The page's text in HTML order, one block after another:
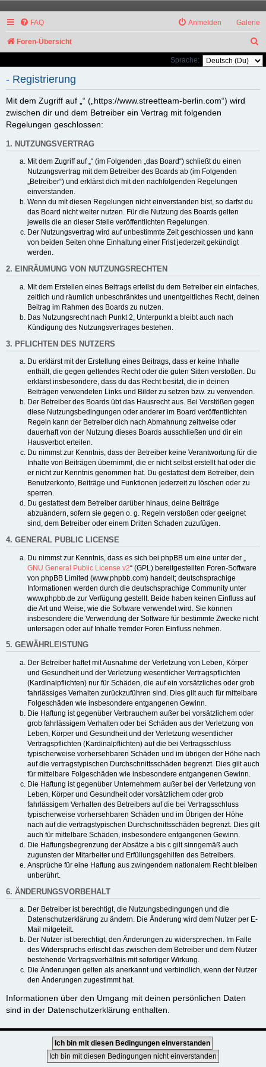
Galerie
FAQ Anmelden
Foren-Übersicht
u
h
Sprache:
- Registrierung
Mit dem Zugriff auf „“ („https://www.streetteam-berlin.com“) wird
zwischen dir und dem Betreiber ein Vertrag mit folgenden
Regelungen geschlossen:
1. NUTZUNGSVERTRAG
Mit dem Zugriff auf „“ (im Folgenden „das Board“) schließt du einen
Nutzungsvertrag mit dem Betreiber des Boards ab (im Folgenden
„Betreiber“) und erklärst dich mit den nachfolgenden Regelungen
einverstanden.
Wenn du mit diesen Regelungen nicht einverstanden bist, so darfst du
das Board nicht weiter nutzen. Für die Nutzung des Boards gelten
jeweils die an dieser Stelle veröffentlichten Regelungen.
Der Nutzungsvertrag wird auf unbestimmte Zeit geschlossen und kann
von beiden Seiten ohne Einhaltung einer Frist jederzeit gekündigt
werden.
2. EINRÄUMUNG VON NUTZUNGSRECHTEN
Mit dem Erstellen eines Beitrags erteilst du dem Betreiber ein einfaches,
zeitlich und räumlich unbeschränktes und unentgeltliches Recht, deinen
Beitrag im Rahmen des Boards zu nutzen.
Das Nutzungsrecht nach Punkt 2, Unterpunkt a bleibt auch nach
Kündigung des Nutzungsvertrages bestehen.
3. PFLICHTEN DES NUTZERS
Du erklärst mit der Erstellung eines Beitrags, dass er keine Inhalte
enthält, die gegen geltendes Recht oder die guten Sitten verstoßen. Du
erklärst insbesondere, dass du das Recht besitzt, die in deinen
Beiträgen verwendeten Links und Bilder zu setzen bzw. zu verwenden.
Der Betreiber des Boards übt das Hausrecht aus. Bei Verstößen gegen
diese Nutzungsbedingungen oder anderer im Board veröffentlichten
Regeln kann der Betreiber dich nach Abmahnung zeitweise oder
dauerhaft von der Nutzung dieses Boards ausschließen und dir ein
Hausverbot erteilen.
Du nimmst zur Kenntnis, dass der Betreiber keine Verantwortung für die
Inhalte von Beiträgen übernimmt, die er nicht selbst erstellt hat oder die
er nicht zur Kenntnis genommen hat. Du gestattest dem Betreiber, dein
Benutzerkonto, Beiträge und Funktionen jederzeit zu löschen oder zu
sperren.
Du gestattest dem Betreiber darüber hinaus, deine Beiträge
abzuändern, sofern sie gegen o. g. Regeln verstoßen oder geeignet
sind, dem Betreiber oder einem Dritten Schaden zuzufügen.
4. GENERAL PUBLIC LICENSE
Du nimmst zur Kenntnis, dass es sich bei phpBB um eine unter der „
GNU General Public License v2“ (GPL) bereitgestellten Foren-Software
von phpBB Limited (www.phpbb.com) handelt; deutschsprachige
Informationen werden durch die deutschsprachige Community unter
www.phpbb.de zur Verfügung gestellt. Beide haben keinen Einfluss auf
die Art und Weise, wie die Software verwendet wird. Sie können
insbesondere die Verwendung der Software für bestimmte Zwecke nicht
untersagen oder auf Inhalte fremder Foren Einfluss nehmen.
5. GEWÄHRLEISTUNG
Der Betreiber haftet mit Ausnahme der Verletzung von Leben, Körper
und Gesundheit und der Verletzung wesentlicher Vertragspflichten
(Kardinalpflichten) nur für Schäden, die auf ein vorsätzliches oder grob
fahrlässiges Verhalten zurückzuführen sind. Dies gilt auch für mittelbare
Folgeschäden wie insbesondere entgangenen Gewinn.
Die Haftung ist gegenüber Verbrauchern außer bei vorsätzlichem oder
grob fahrlässigem Verhalten oder bei Schäden aus der Verletzung von
Leben, Körper und Gesundheit und der Verletzung wesentlicher
Vertragspflichten (Kardinalpflichten) auf die bei Vertragsschluss
typischerweise vorhersehbaren Schäden und im übrigen der Höhe nach
auf die vertragstypischen Durchschnittsschäden begrenzt. Dies gilt auch
für mittelbare Folgeschäden wie insbesondere entgangenen Gewinn.
Die Haftung ist gegenüber Unternehmern außer bei der Verletzung von
Leben, Körper und Gesundheit oder vorsätzlichem oder grob
fahrlässigem Verhalten des Betreibers auf die bei Vertragsschluss
typischerweise vorhersehbaren Schäden und im Übrigen der Höhe
nach auf die vertragstypischen Durchschnittsschäden begrenzt. Dies gilt
auch für mittelbare Schäden, insbesondere entgangenen Gewinn.
Die Haftungsbegrenzung der Absätze a bis c gilt sinngemäß auch
zugunsten der Mitarbeiter und Erfüllungsgehilfen des Betreibers.
Ansprüche für eine Haftung aus zwingendem nationalem Recht bleiben
unberührt.
6. ÄNDERUNGSVORBEHALT
Der Betreiber ist berechtigt, die Nutzungsbedingungen und die
Datenschutzerklärung zu ändern. Die Änderung wird dem Nutzer per E-
Mail mitgeteilt.
Der Nutzer ist berechtigt, den Änderungen zu widersprechen. Im Falle
des Widerspruchs erlischt das zwischen dem Betreiber und dem Nutzer
bestehende Vertragsverhältnis mit sofortiger Wirkung.
Die Änderungen gelten als anerkannt und verbindlich, wenn der Nutzer
den Änderungen zugestimmt hat.
Informationen über den Umgang mit deinen persönlichen Daten
sind in der Datenschutzerklärung enthalten.